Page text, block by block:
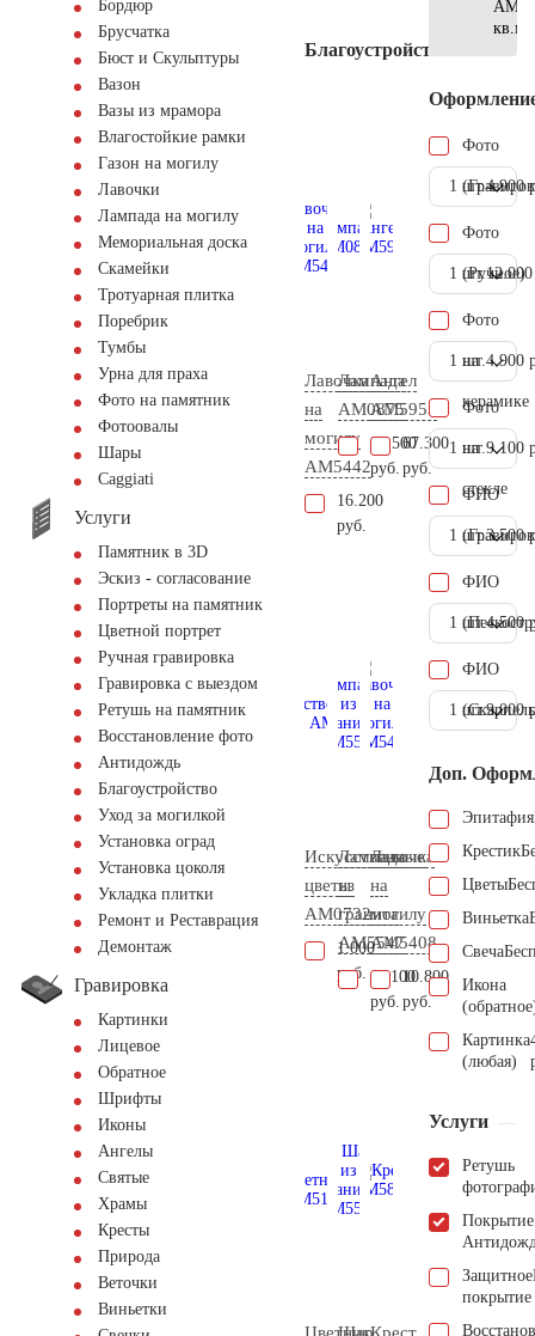
Бордюр
Брусчатка
Бюст и Скульптуры
Вазон
Вазы из мрамора
Влагостойкие рамки
Газон на могилу
Лавочки
Лампада на могилу
Мемориальная доска
Скамейки
Тротуарная плитка
Поребрик
Тумбы
Урна для праха
Фото на памятник
Фотоовалы
Шары
Сaggiati
Услуги
Памятник в 3D
Эскиз - согласование
Портреты на памятник
Цветной портрет
Ручная гравировка
Гравировка с выездом
Ретушь на памятник
Восстановление фото
Антидождь
Благоустройство
Уход за могилкой
Установка оград
Установка цоколя
Укладка плитки
Ремонт и Реставрация
Демонтаж
Гравировка
Картинки
Лицевое
Обратное
Шрифты
Иконы
Ангелы
Святые
Храмы
Кресты
Природа
Веточки
Виньетки
Благоустройство
Лавочка
на
могилу
AM5442
16.200
руб.
Лампада
AM0875
86.500
руб.
Ангел
AM5953
67.300
руб.
Искусственные
цветы
AM0732
1.000
руб.
Лампада
из
гранита
AM5547
11.100
руб.
Лавочка
на
могилу
AM5408
10.800
руб.
Цветник
ШарКрест
кв.м.
Фото
1 шт.4.900
Фото
(Ручное)
1 шт.
Фото
на
керамике
1 шт. 4.900
Фото
на
стекле
1 шт. 9.100
ФИО
1 шт.3.500
ФИО
1 шт.4.500
ФИО
1 шт.9.000
Доп.
Эпитафия
Крестик
Цветы
Виньетка
Свеча
Икона
Картинка
(любая)
Услуги
Ретушь
Покрытие
Защитное
покрытие